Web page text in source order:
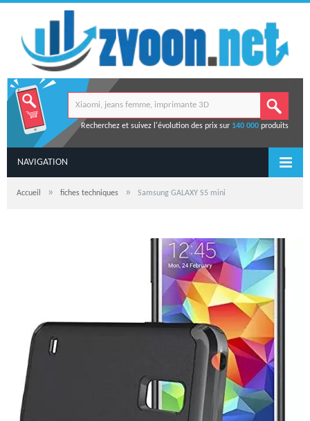
Recherchez et suivez l'évolution des prix sur 140 000produits
NAVIGATION
Accueil » fiches techniques » Samsung GALAXY S5 mini